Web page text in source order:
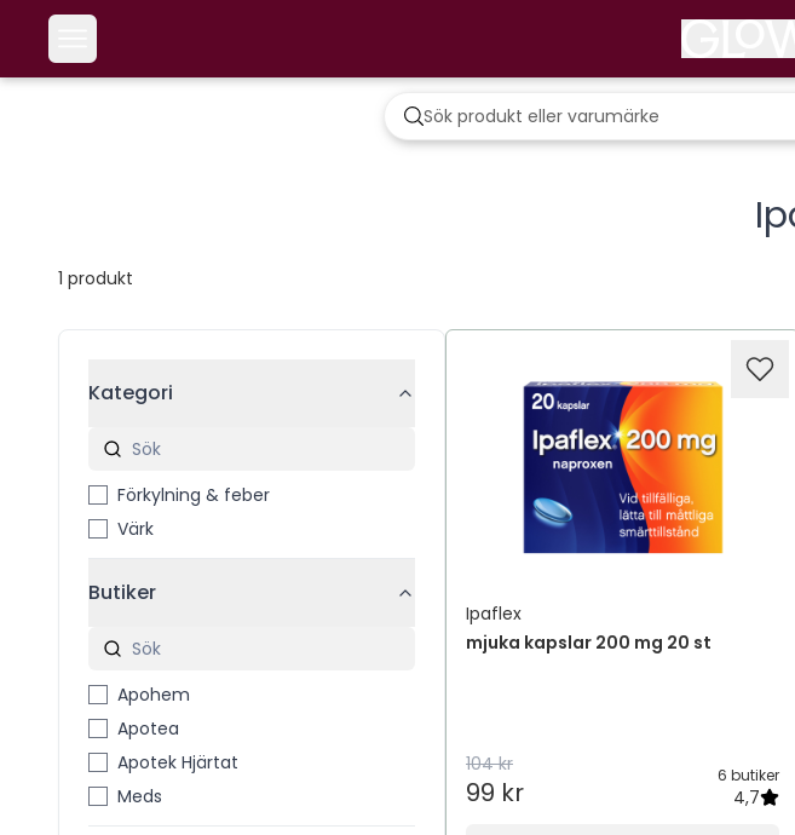
1 produkt
Kategori
Förkylning & feber
Värk
Butiker
Apohem
Apotea
Apotek Hjärtat
Meds
Ipaflex
mjuka kapslar 200 mg 20 st
104 kr
99 kr
6 butiker
4,7